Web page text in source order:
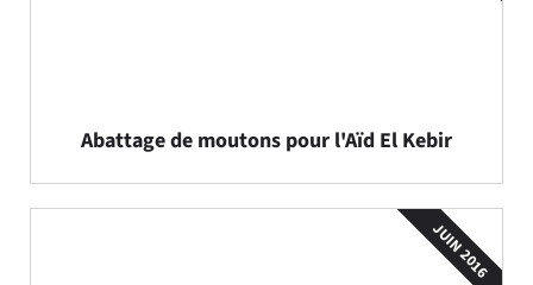
Abattage de moutons pour l'Aïd El Kebir
JUIN 2016